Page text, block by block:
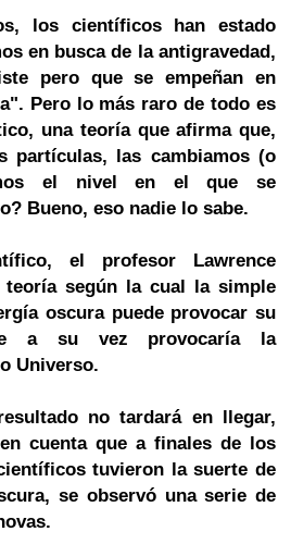
los científicos han estado
en busca de la antigravedad,
pero que se empeñan en
Pero lo más raro de todo es
una teoría que afirma que,
partículas, las cambiamos (o
el nivel en el que se
Bueno, eso nadie lo sabe.
el profesor Lawrence
teoría según la cual la simple
oscura puede provocar su
a su vez provocaría la
Universo.
no tardará en llegar,
cuenta que a finales de los
tuvieron la suerte de
se observó una serie de